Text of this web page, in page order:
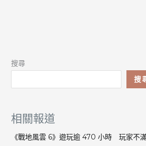
搜尋
搜
相關報道
《戰地風雲 6》遊玩逾 470 小時 玩家不